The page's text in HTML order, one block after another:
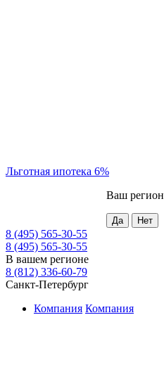
Льготная ипотека 6%
Ваш регион
8 (495) 565-30-55
8 (495) 565-30-55
В вашем регионе
8 (812) 336-60-79
Санкт-Петербург
Компания Компания